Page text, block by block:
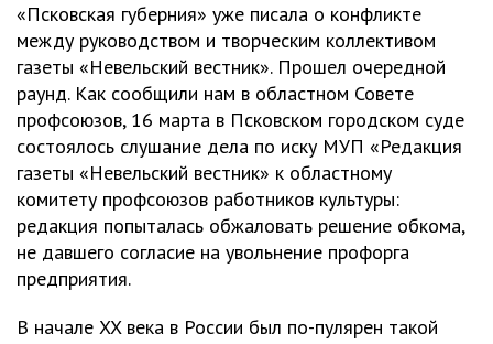
«Псковская губерния» уже писала о конфликте
между руководством и творческим коллективом
газеты «Невельский вестник». Прошел очередной
раунд. Как сообщили нам в областном Совете
профсоюзов, 16 марта в Псковском городском суде
состоялось слушание дела по иску МУП «Редакция
газеты «Невельский вестник» к областному
комитету профсоюзов работников культуры:
редакция попыталась обжаловать решение обкома,
не давшего согласие на увольнение профорга
предприятия.
В начале XX века в России был по-пулярен такой